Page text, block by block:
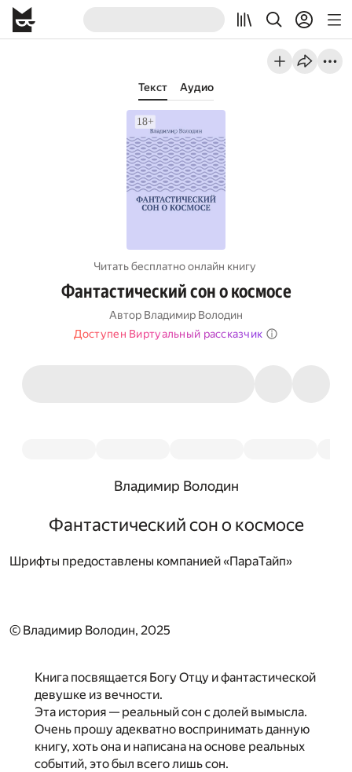
Текст Аудио
Читать бесплатно онлайн книгу
Фантастический сон о космосе
Автор Владимир Володин
Доступен Виртуальный рассказчик
Владимир Володин
Фантастический сон о космосе
Шрифты предоставлены компанией «ПараТайп»
© Владимир Володин, 2025
Книга посвящается Богу Отцу и фантастической
девушке из вечности.
Эта история — реальный сон с долей вымысла.
Очень прошу адекватно воспринимать данную
книгу, хоть она и написана на основе реальных
событий, это был всего лишь сон.